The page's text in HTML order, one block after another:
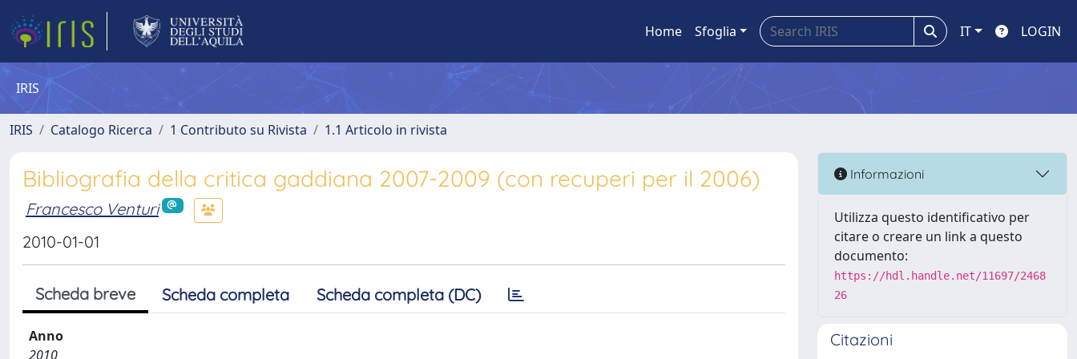
Home Sfoglia IT LOGIN
IRIS
IRIS Catalogo Ricerca 1 Contributo su Rivista 1.1 Articolo in rivista
Bibliografia della critica gaddiana 2007-2009 (con recuperi per il 2006)
Francesco Venturi
2010-01-01
Scheda breve Scheda completa Scheda completa (DC)
Anno
2010
Informazioni
Utilizza questo identificativo per
citare o creare un link a questo
documento:
https://hdl.handle.net/11697/2468
26
Citazioni